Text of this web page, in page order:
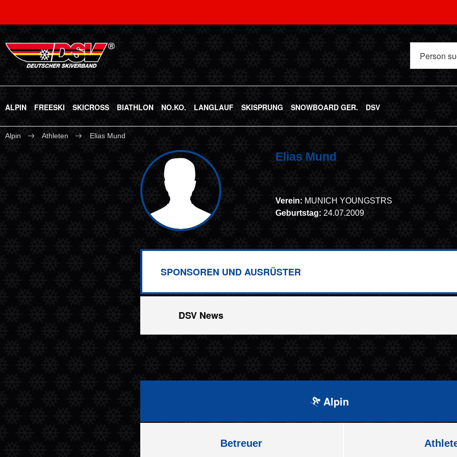
ALPIN FREESKI SKICROSS BIATHLON NO.KO. LANGLAUF SKISPRUNG SNOWBOARD GER. DSV
Alpin Athleten Elias Mund
Elias Mund
Verein: MUNICH YOUNGSTRS
Geburtstag: 24.07.2009
SPONSOREN UND AUSRÜSTER
DSV News
Alpin
Betreuer